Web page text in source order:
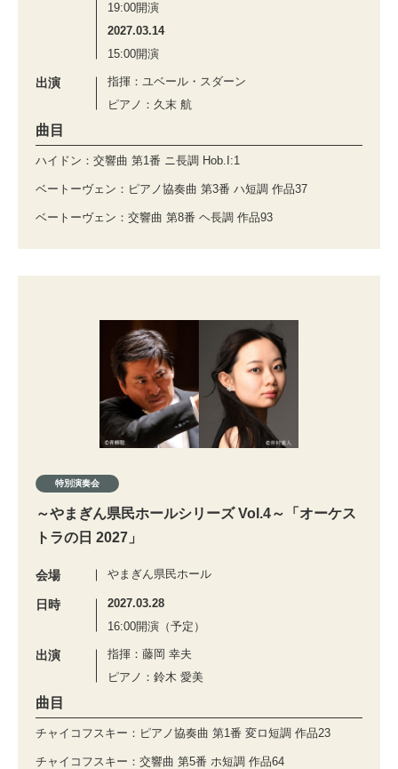
19:00開演
2027.03.14
15:00開演
出演
指揮：ユベール・スダーン
ピアノ：久末 航
曲目
ハイドン：交響曲 第1番 ニ長調 Hob.I:1
ベートーヴェン：ピアノ協奏曲 第3番 ハ短調 作品37
ベートーヴェン：交響曲 第8番 ヘ長調 作品93
特別演奏会
～やまぎん県民ホールシリーズ Vol.4～「オーケス
トラの日 2027」
会場 やまぎん県民ホール
日時
2027.03.28
16:00開演（予定）
出演
指揮：藤岡 幸夫
ピアノ：鈴木 愛美
曲目
チャイコフスキー：ピアノ協奏曲 第1番 変ロ短調 作品23
チャイコフスキー：交響曲 第5番 ホ短調 作品64